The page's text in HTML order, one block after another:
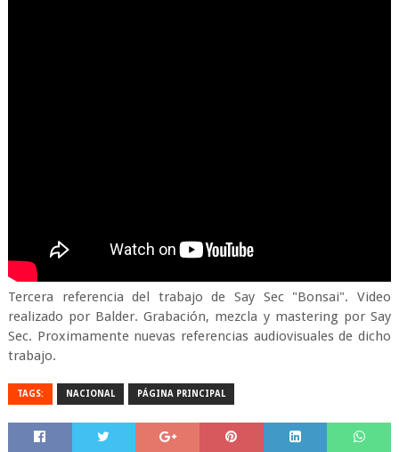
Tercera referencia del trabajo de Say Sec "Bonsai". Video
realizado por Balder. Grabación, mezcla y mastering por Say
Sec. Proximamente nuevas referencias audiovisuales de dicho
trabajo.
TAGS: NACIONAL PÁGINA PRINCIPAL